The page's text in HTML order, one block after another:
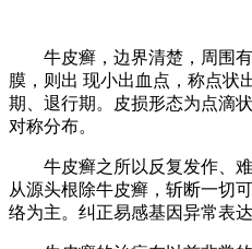
牛皮癣，边界清楚，周围有
膜，则出 现小出血点，称点状
期、退行期。皮损形态为点滴
对称分布。
牛皮癣之所以反复发作、难
从源头根除牛皮癣，斩断一切
络为主。纠正易感基因异常表